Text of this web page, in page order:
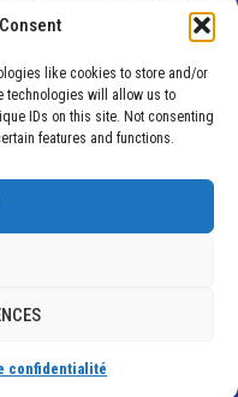
like cookies to store and/or
technologies will allow us to
IDs on this site. Not consenting
features and functions.
confidentialité